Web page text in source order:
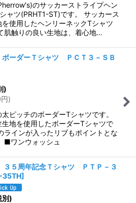
のサッカーストライプヘン
ャツ(PRHT1-ST)です。 サッカース
を使用したヘンリーネックTシャツ
肌触りの良い生地は、着心地…
ーダーＴシャツ ＰＣＴ３－ＳＢ
)
円)
ピッチのボーダーTシャツです。
生地を使用したボーダーTシャツで
ラインが入ったリブもポイントとな
■ワンウォッシュ
５周年記念Ｔシャツ ＰＴＰ－３
35TH]
別)